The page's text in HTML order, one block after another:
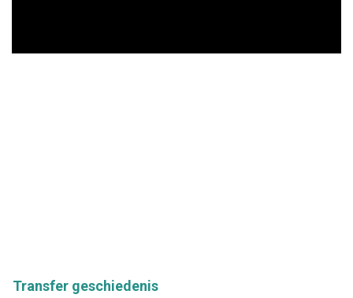
Transfer geschiedenis